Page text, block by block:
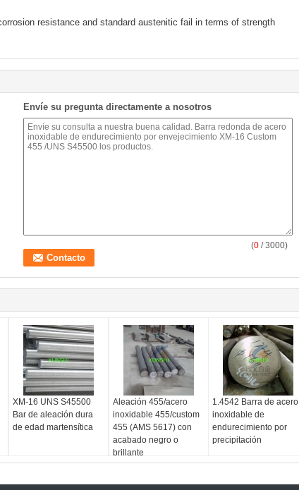
resistance and standard austenitic fail in terms of strength
Envíe su pregunta directamente a nosotros
(0 / 3000)
XM-16 UNS S45500
Bar de aleación dura
de edad martensítica
Aleación 455/acero
inoxidable 455/custom
455 (AMS 5617) con
acabado negro o
brillante
1.4542 Barra de acero
inoxidable de
endurecimiento por
precipitación